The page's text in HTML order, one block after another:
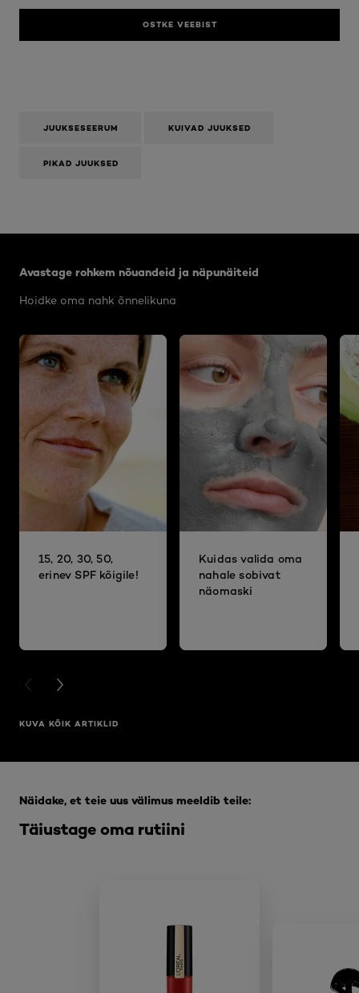
OSTKE VEEBIST
JUUKSESEERUM KUIVAD JUUKSED
PIKAD JUUKSED
Avastage rohkem nõuandeid ja näpunäiteid
Hoidke oma nahk õnnelikuna
15, 20, 30, 50,
erinev SPF kõigile!
Kuidas valida oma
nahale sobivat
näomaski
PREVIOUS CARD
NEXT CARD
KUVA KÕIK ARTIKLID
Täiustage oma rutiini
Näidake, et teie uus välimus meeldib teile: